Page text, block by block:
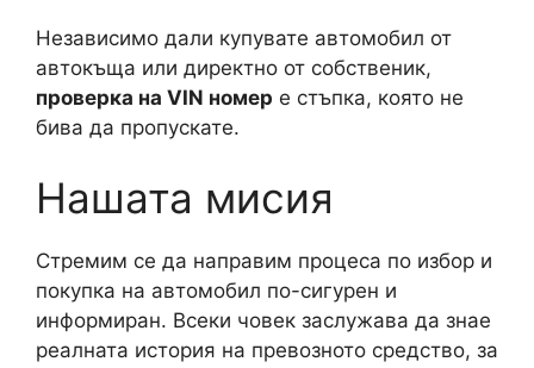
Независимо дали купувате автомобил от
автокъща или директно от собственик,
проверка на VIN номер е стъпка, която не
бива да пропускате.
Нашата мисия
Стремим се да направим процеса по избор и
покупка на автомобил по-сигурен и
информиран. Всеки човек заслужава да знае
реалната история на превозното средство, за